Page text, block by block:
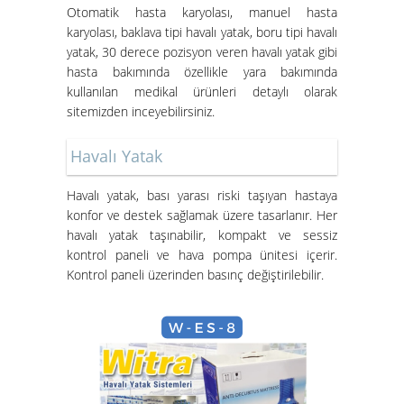
İzmir Konak Hasta Yatağı
Kurulumları Devam Ediyor
Hasta Karyolası ve Havalı Yatak
Nasıl Kurulur?
Otomatik hasta karyolası, manuel hasta
karyolası, baklava tipi havalı yatak, boru tipi havalı
yatak, 30 derece pozisyon veren havalı yatak gibi
hasta bakımında özellikle yara bakımında
kullanılan medikal ürünleri detaylı olarak
sitemizden inceyebilirsiniz.
Havalı Yatak
Havalı yatak, bası yarası riski taşıyan hastaya
konfor ve destek sağlamak üzere tasarlanır. Her
havalı yatak taşınabilir, kompakt ve sessiz
kontrol paneli ve hava pompa ünitesi içerir.
Kontrol paneli üzerinden basınç değiştirilebilir.